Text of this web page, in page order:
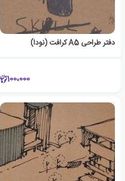
دفتر طراحی A5 کرافت (نودا)
100،000